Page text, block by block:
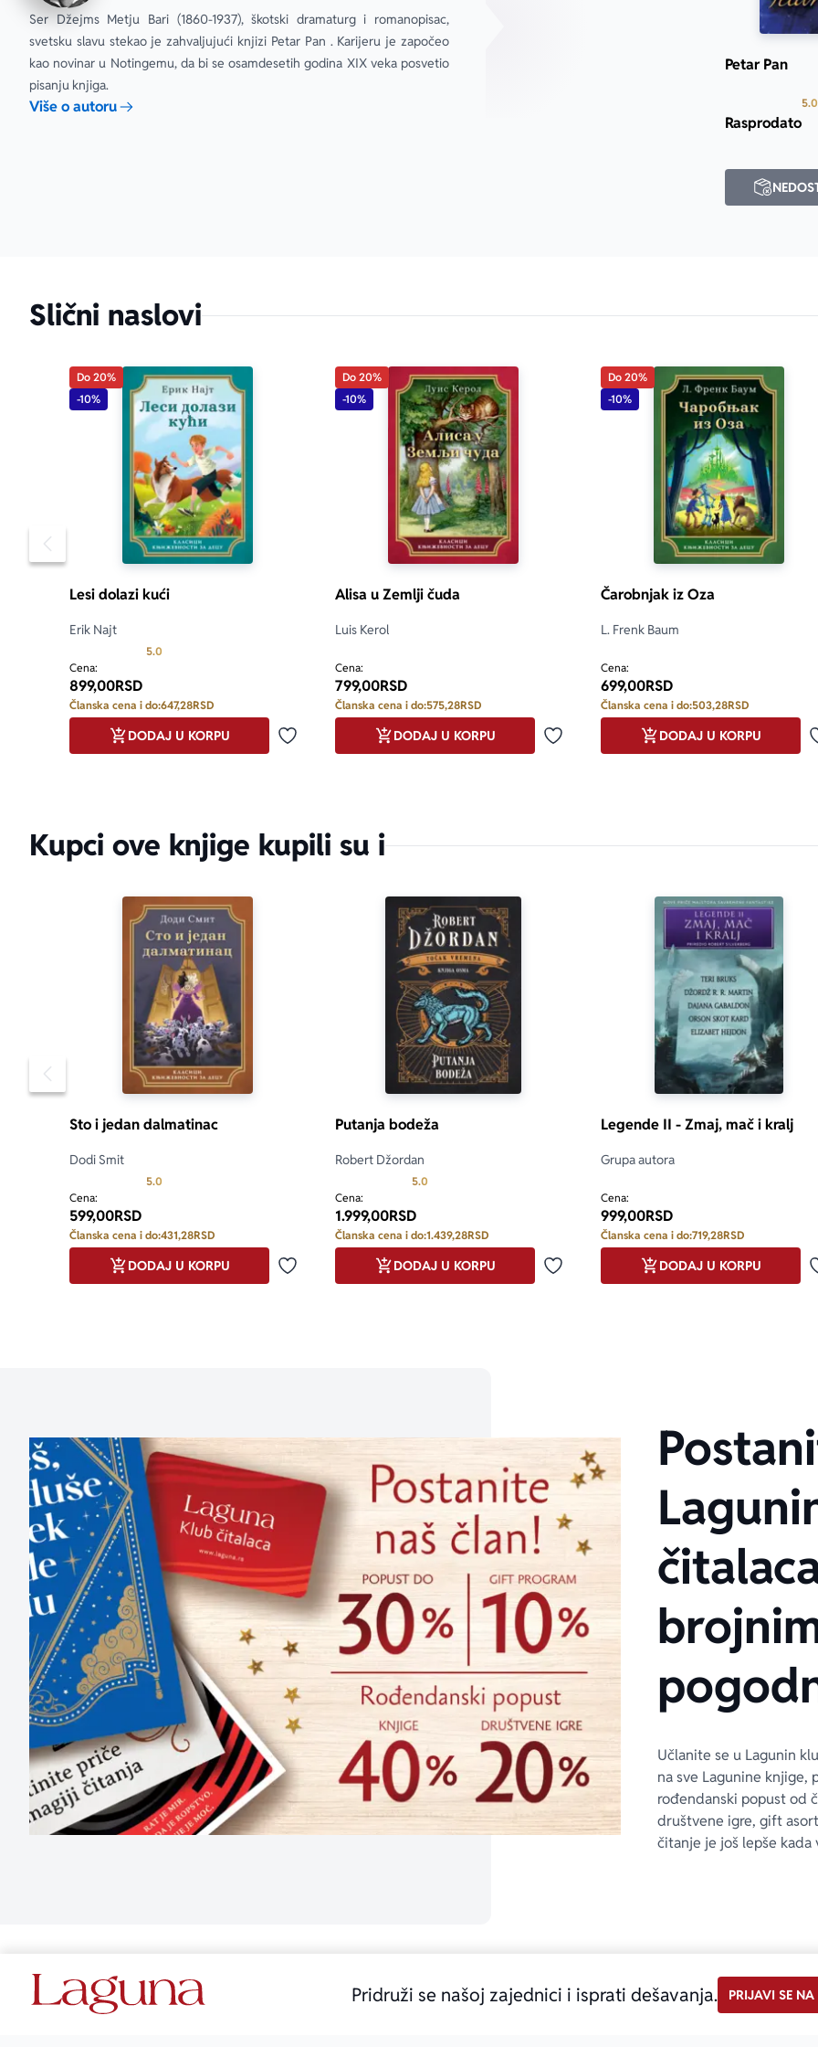
Ser Džejms Metju Bari (1860-1937), škotski dramaturg i romanopisac,
svetsku slavu stekao je zahvaljujući knjizi Petar Pan . Karijeru je započeo
kao novinar u Notingemu, da bi se osamdesetih godina XIX veka posvetio
pisanju knjiga.
Više o autoru
Petar Pan
5.0
Rasprodato
Slični naslovi
Pomeranje sadržaja slajdera u levo
Do 20%
-10%
Lesi dolazi kući
Erik Najt
5.0
Cena:
899,00RSD
Članska cena i do:647,28RSD
Dodaj u omiljene
DODAJ U KORPU
Do 20%
-10%
Alisa u Zemlji čuda
Luis Kerol
Cena:
799,00RSD
Članska cena i do:575,28RSD
Dodaj u omiljene
DODAJ U KORPU
Do 20%
-10%
Čarobnjak iz Oza
L. Frenk Baum
Cena:
699,00RSD
Članska cena i do:503,28RSD
DODAJ U KORPU
Kupci ove knjige kupili su i
Pomeranje sadržaja slajdera u levo
Sto i jedan dalmatinac
Dodi Smit
5.0
Cena:
599,00RSD
Članska cena i do:431,28RSD
Dodaj u omiljene
DODAJ U KORPU
Putanja bodeža
Robert Džordan
5.0
Cena:
1.999,00RSD
Članska cena i do:1.439,28RSD
Dodaj u omiljene
DODAJ U KORPU
Legende II - Zmaj, mač i kralj
Grupa autora
Cena:
999,00RSD
Članska cena i do:719,28RSD
DODAJ U KORPU
Učlanite se u Lagunin
na sve Lagunine knjige,
rođendanski popust od
društvene igre, gift
čitanje je još lepše kada
Pridruži se našoj zajednici i isprati dešavanja. PRIJAVI SE NA